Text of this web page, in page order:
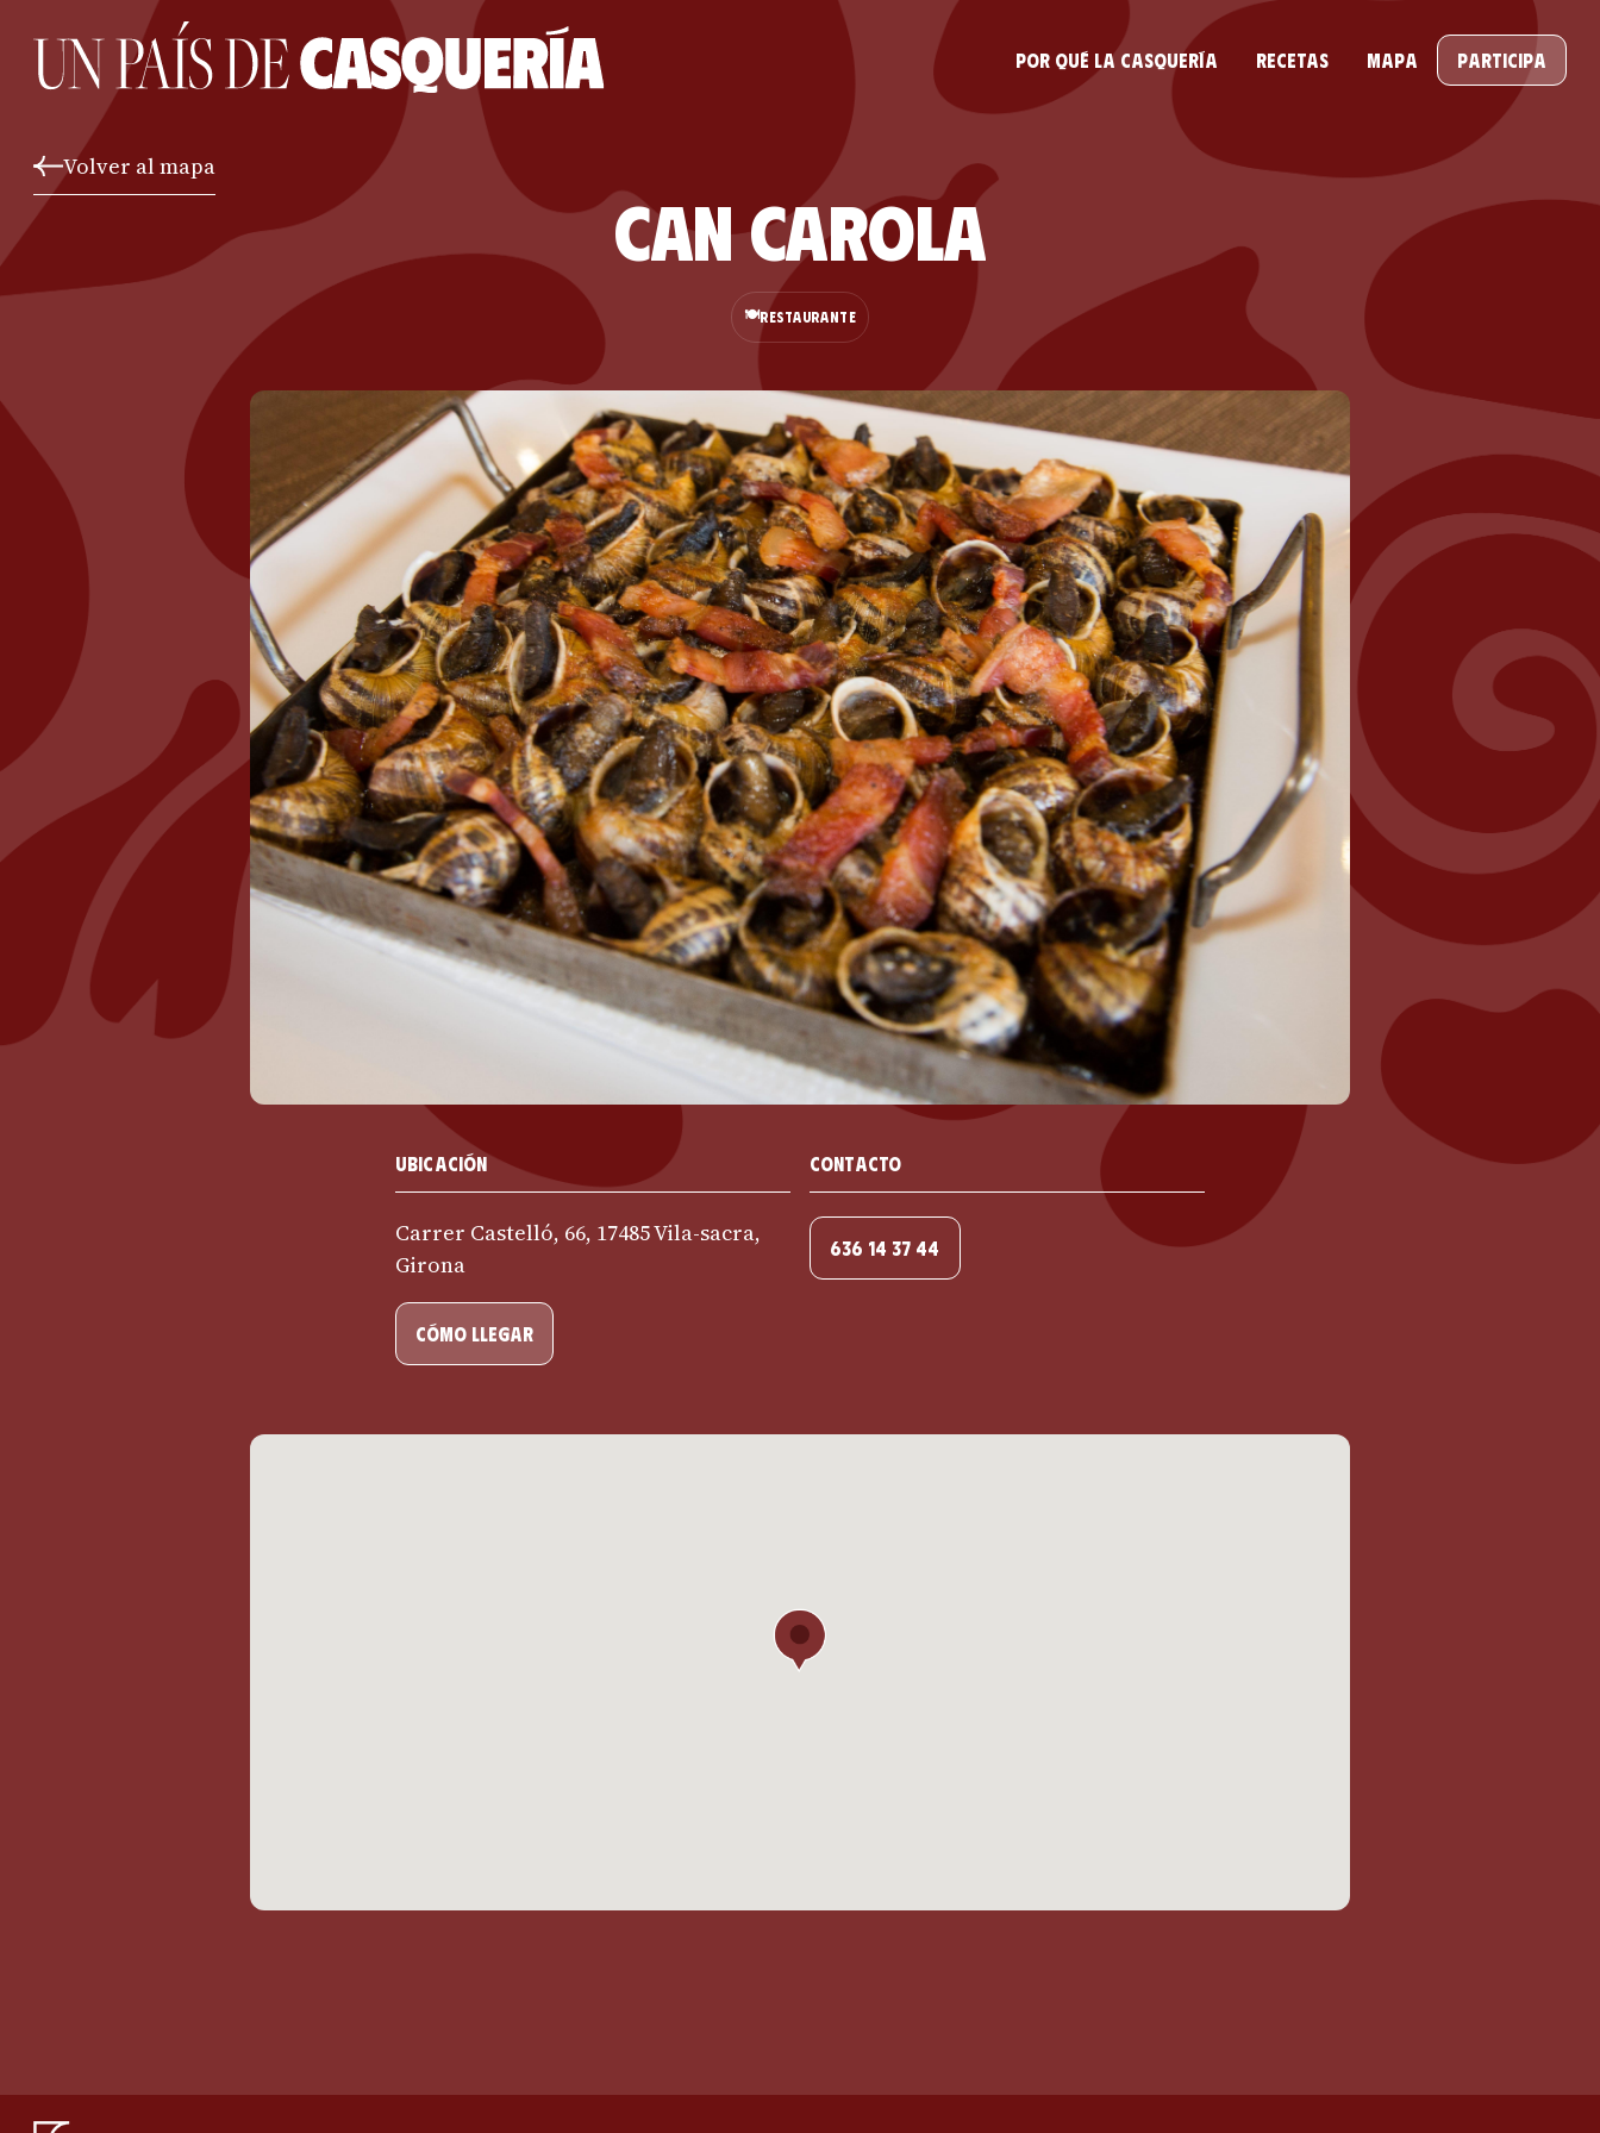
Por qué la casquería Recetas Mapa Participa
Volver al mapa
Can Carola
🍽️RESTAURANTE
Ubicación
Carrer Castelló, 66, 17485 Vila-sacra,
Girona
cómo llegar
Contacto
636 14 37 44